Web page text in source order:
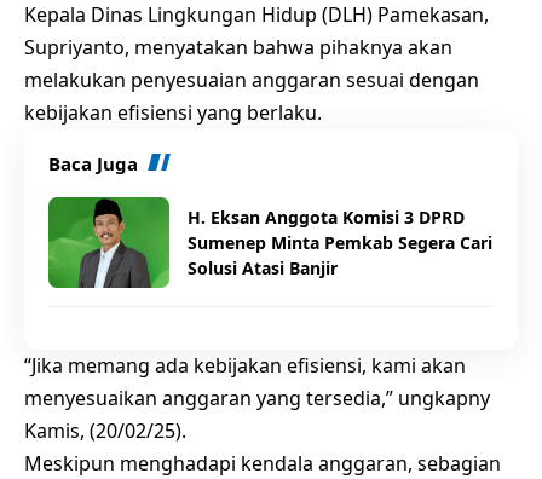
Kepala Dinas Lingkungan Hidup (DLH) Pamekasan,
Supriyanto, menyatakan bahwa pihaknya akan
melakukan penyesuaian anggaran sesuai dengan
kebijakan efisiensi yang berlaku.
Baca Juga
H. Eksan Anggota Komisi 3 DPRD
Sumenep Minta Pemkab Segera Cari
Solusi Atasi Banjir
“Jika memang ada kebijakan efisiensi, kami akan
menyesuaikan anggaran yang tersedia,” ungkapny
Kamis, (20/02/25).
Meskipun menghadapi kendala anggaran, sebagian